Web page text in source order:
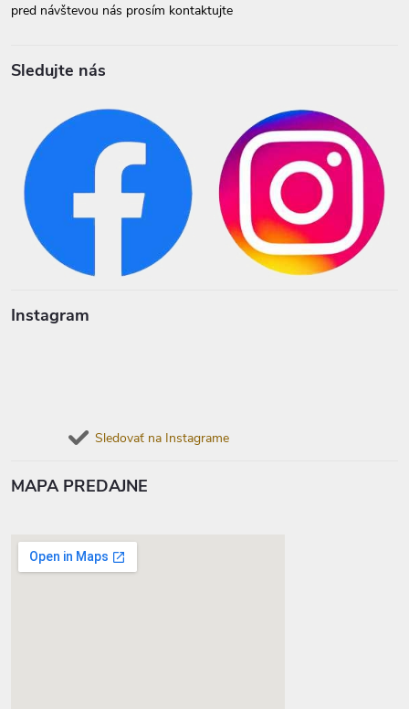
pred návštevou nás prosím kontaktujte
Sledujte nás
Instagram
Sledovať na Instagrame
MAPA PREDAJNE